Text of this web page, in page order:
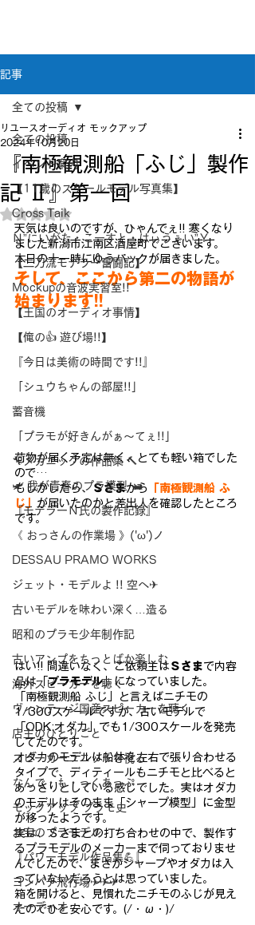
記事
全ての投稿
イベント案内
【11歳のスケールモデル写真集】
Cross Taik
Ｎ”にいがた・こーすと・はぃうぇい”Ｙ
【二刀流モデラー奮闘記】
Mockupの音波実習室!!
【王国のオーディオ事情】
【俺の👍 遊び場!!】
『今日は美術の時間です!!』
「シュウちゃんの部屋!!」
蓄音機
「プラモが好きんがぁ～てぇ!!」
🔧メカニックの作品集 🔨
🛩 我が青春のプラ模型 🛥
『モデラーＮ氏の製作記録』
《 おっさんの作業場 》('ω')ノ
DESSAU PRAMO WORKS
ジェット・モデルよ !! 空へ✈
古いモデルを味わい深く…造る
昭和のプラモ少年制作記
古いアンプをちっとばか楽しむ
海外スピーカーを聴く
ヴィンテージ国産スピーカーを聴く
店主のひとりごと
スピーカーユニットを視る
なんで・も・っくあっぷ
モックアップ プラモ史
お宝のプラモデル
『パワーモデル作品集💪』
ヨンパチ飛行場✈✈✈
オーディオ
全ての投稿
『南極観測船「ふじ」製作
記 Ⅱ』第一回
リユースオーディオ モックアップ
2024年10月20日
5つ星のうちNaNと評価されています。
天気は良いのですが、ひゃんでぇ!! 寒くなり
ました新潟市江南区酒屋町でございます。
本日の十一時にゆうパックが届きました。
そして、ここから第二の物語が
始まります!!
荷物が届く予定は無く、とても軽い箱でした
ので…
もしかしたら、Ｓさまから
「南極観測船 ふ
じ」 が届いたのかと差出人を確認したところ
です。
はい!! 間違いなく、ご依頼主は Ｓさまで内容
品は「 プラモデル」になっていました。
「南極観測船 ふじ」と言えばニチモの
1/300スケールですが、古いモデルで
「ODK:オダカ」でも1/300スケールを発売
してたのです。
オダカのモデルは船体を左右で張り合わせる
タイプで、ディティールもニチモと比べると
あっさりとしている感じでした。実はオダカ
のモデルはそのまま「シャープ模型」に金型
が移ったようです。
実は、Ｓさまとの打ち合わせの中で、製作す
るプラモデルのメーカーまで伺っておりませ
んでしたので、まさかシャープやオダカは入
っていないだろうとは思っていました。
箱を開けると、見慣れたニチモのふじが見え
たのでひと安心です。(/・ω・)/